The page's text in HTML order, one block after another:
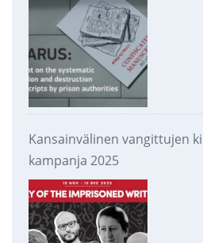
Kansainvälinen vangittujen
kampanja 2025